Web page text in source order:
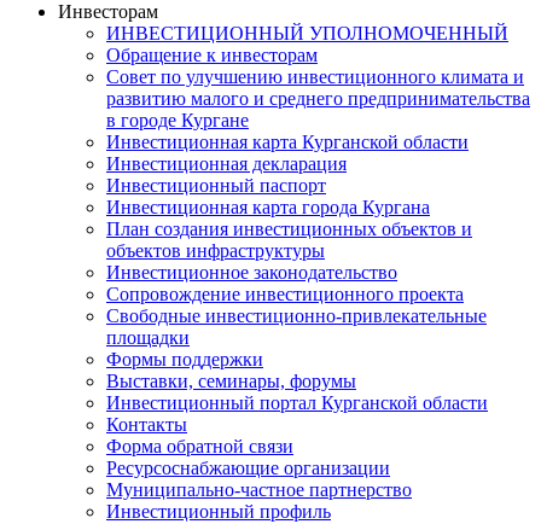
Инвесторам
ИНВЕСТИЦИОННЫЙ УПОЛНОМОЧЕННЫЙ
Обращение к инвесторам
Совет по улучшению инвестиционного климата и
развитию малого и среднего предпринимательства
в городе Кургане
Инвестиционная карта Курганской области
Инвестиционная декларация
Инвестиционный паспорт
Инвестиционная карта города Кургана
План создания инвестиционных объектов и
объектов инфраструктуры
Инвестиционное законодательство
Сопровождение инвестиционного проекта
Свободные инвестиционно-привлекательные
площадки
Формы поддержки
Выставки, семинары, форумы
Инвестиционный портал Курганской области
Контакты
Форма обратной связи
Ресурсоснабжающие организации
Муниципально-частное партнерство
Инвестиционный профиль